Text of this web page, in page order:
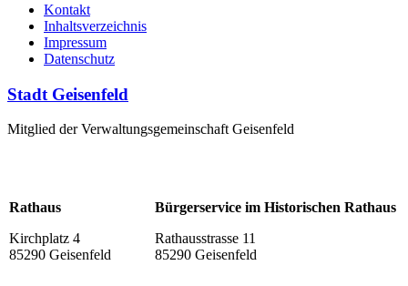
Kontakt
Inhaltsverzeichnis
Impressum
Datenschutz
Stadt Geisenfeld
Mitglied der Verwaltungsgemeinschaft Geisenfeld
Rathaus
Kirchplatz 4
85290 Geisenfeld
Bürgerservice im Historischen Rathaus
Rathausstrasse 11
85290 Geisenfeld